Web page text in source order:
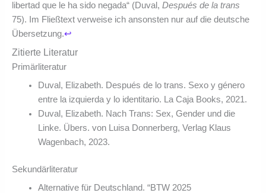
libertad que le ha sido negada“ (Duval, Después de la trans
75). Im Fließtext verweise ich ansonsten nur auf die deutsche
Übersetzung.↩︎
Zitierte Literatur
Primärliteratur
Duval, Elizabeth. Después de lo trans. Sexo y género
entre la izquierda y lo identitario. La Caja Books, 2021.
Duval, Elizabeth. Nach Trans: Sex, Gender und die
Linke. Übers. von Luisa Donnerberg, Verlag Klaus
Wagenbach, 2023.
Sekundärliteratur
Alternative für Deutschland. “BTW 2025